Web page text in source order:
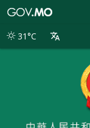
別
31°C